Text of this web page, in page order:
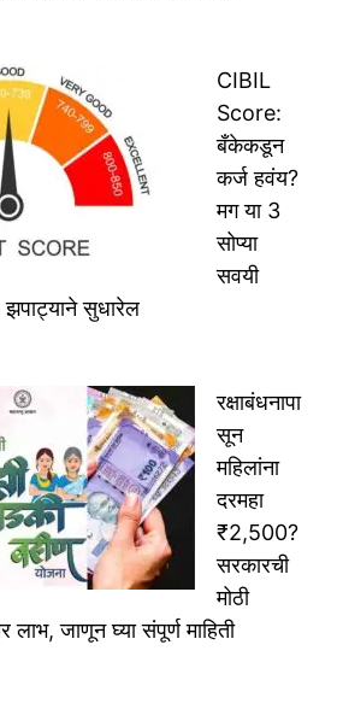
CIBIL
Score:
बँकेकडून
कर्ज हवंय?
मग या 3
सोप्या
सवयी
सुधारेल
रक्षाबंधनापा
सून
महिलांना
दरमहा
₹2,500?
सरकारची
मोठी
लाभ, जाणून घ्या संपूर्ण माहिती